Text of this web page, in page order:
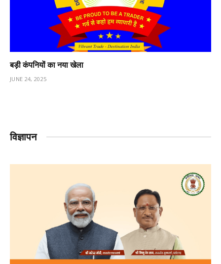
बड़ी कंपनियों का नया खेला
JUNE 24, 2025
विज्ञापन